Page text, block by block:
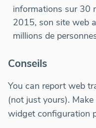
informations sur 30
2015, son site web
millions de
Conseils
You can report web
(not just yours).
widget configuration